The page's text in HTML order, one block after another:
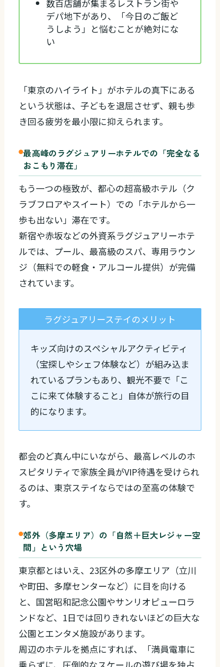
数百店舗が集まるレストラン街や
デパ地下があり、「今日のご飯ど
うしよう」と悩むことが絶対にな
い
「東京のハイライト」がホテルの真下にある
という状態は、子どもを退屈させず、親も歩
き回る疲労を最小限に抑えられます。
最高峰のラグジュアリーホテルでの「完全なる
おこもり滞在」
もう一つの極致が、都心の超高級ホテル（ク
ラブフロアやスイート）での「ホテルから一
歩も出ない」滞在です。
新宿や赤坂などの外資系ラグジュアリーホテ
ルでは、プール、最高級のスパ、専用ラウン
ジ（無料での軽食・アルコール提供）が完備
されています。
ラグジュアリーステイのメリット
キッズ向けのスペシャルアクティビティ
（宝探しやシェフ体験など）が組み込ま
れているプランもあり、観光不要で「こ
こに来て体験すること」自体が旅行の目
的になります。
都会のど真ん中にいながら、最高レベルのホ
スピタリティで家族全員がVIP待遇を受けられ
るのは、東京ステイならではの至高の体験で
す。
郊外（多摩エリア）の「自然＋巨大レジャー空
間」という穴場
東京都とはいえ、23区外の多摩エリア（立川
や町田、多摩センターなど）に目を向ける
と、国営昭和記念公園やサンリオピューロラ
ンドなど、1日では回りきれないほどの巨大な
公園とエンタメ施設があります。
周辺のホテルを拠点にすれば、「満員電車に